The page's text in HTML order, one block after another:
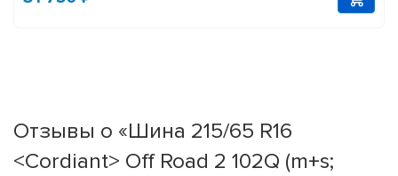
Отзывы о «Шина 215/65 R16
<Cordiant> Off Road 2 102Q (m+s;